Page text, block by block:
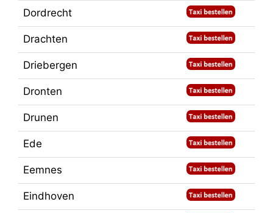
Dordrecht
Drachten
Driebergen
Dronten
Drunen
Ede
Eemnes
Eindhoven